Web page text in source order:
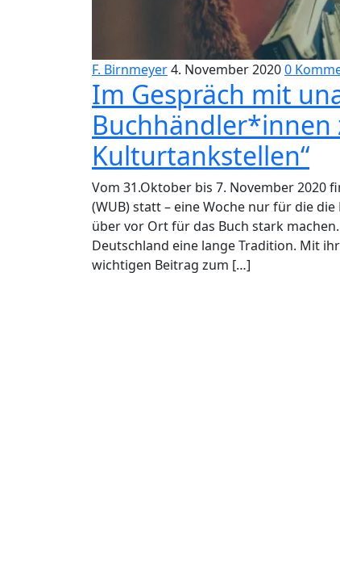
F. Birnmeyer4. November 20200
Im Gespräch mit
Buchhändler*innen
Kulturtankstellen“
Vom 31.Oktober bis 7. November 2020
(WUB) statt – eine Woche nur für die
über vor Ort für das Buch stark
Deutschland eine lange Tradition. Mit
wichtigen Beitrag zum […]